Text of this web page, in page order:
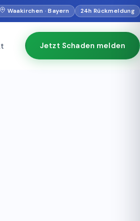
Waakirchen · Bayern 24h Rückmeldung
Jetzt Schaden melden